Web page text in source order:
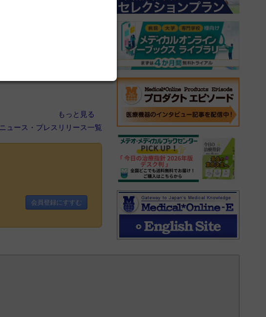
もっと見る
ニュース・プレスリリース一覧
会員登録にすすむ